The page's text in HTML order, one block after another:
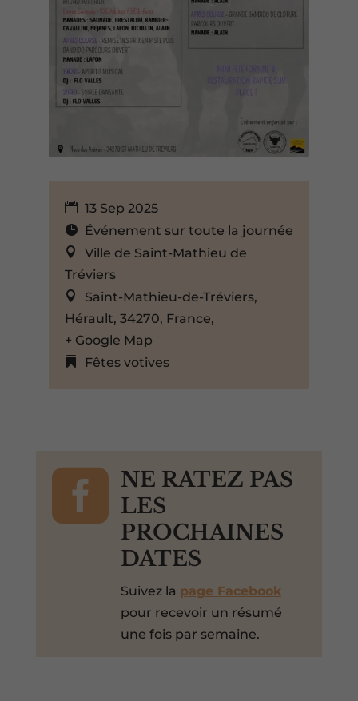
13 Sep 2025
Événement sur toute la journée
Ville de Saint-Mathieu de
Tréviers
Saint-Mathieu-de-Tréviers,
Hérault, 34270, France,
+ Google Map
Fêtes votives

NE RATEZ PAS
LES
PROCHAINES
DATES
Suivez la page Facebook
pour recevoir un résumé
une fois par semaine.